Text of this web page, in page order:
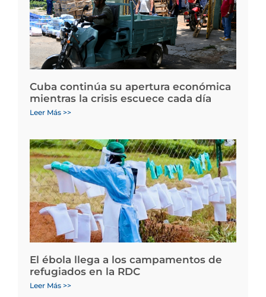
Cuba continúa su apertura económica
mientras la crisis escuece cada día
Leer Más >>
El ébola llega a los campamentos de
refugiados en la RDC
Leer Más >>